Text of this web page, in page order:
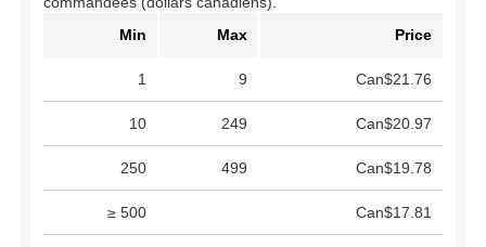
Min
Max Price
1 9 Can$21.76
10 249 Can$20.97
250 499 Can$19.78
≥ 500 Can$17.81